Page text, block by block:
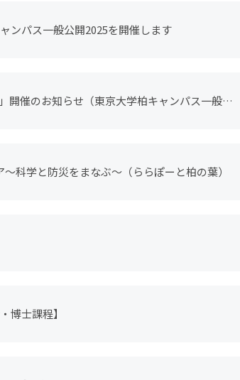
ンパス一般公開2025を開催します
開催のお知らせ（東京大学柏キャンパス一般公
科学と防災をまなぶ～（ららぽーと柏の葉）
博士課程】